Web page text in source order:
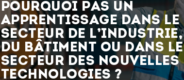
POURQUOI PAS UN
APPRENTISSAGE DANS LE
SECTEUR DE L’INDUSTRIE,
DU BÂTIMENT OU DANS LE
SECTEUR DES NOUVELLES
TECHNOLOGIES ?